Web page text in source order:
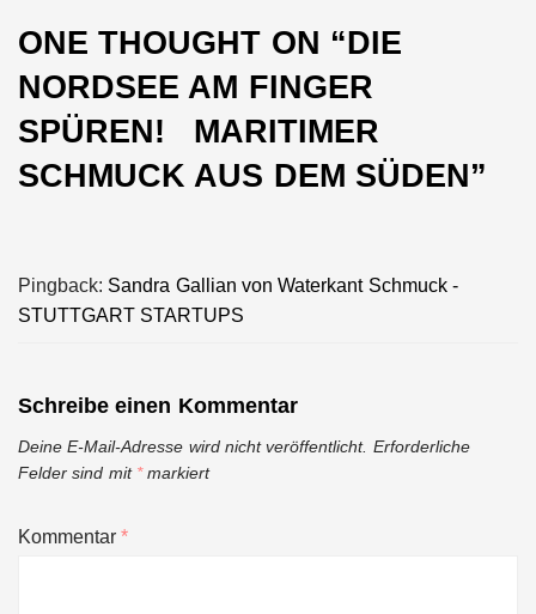
ONE THOUGHT ON “DIE
NORDSEE AM FINGER
SPÜREN! MARITIMER
SCHMUCK AUS DEM SÜDEN”
Pingback: Sandra Gallian von Waterkant Schmuck -
STUTTGART STARTUPS
Schreibe einen Kommentar
Deine E-Mail-Adresse wird nicht veröffentlicht. Erforderliche
Felder sind mit *markiert
Kommentar*